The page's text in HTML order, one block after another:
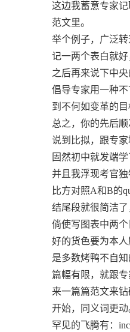
这边我蓄意专家
范文里。
举个例子，广泛转
记一两个表白就
之后再来说下中
倡导专家用一种
到不何如变革的目
总之，你的先后顺
说到比拟，跟专家
固然初中就发端
并且我浮现考官
比方对照A和B的
结尾段就很简洁了
倘使写图表中两个
好的货色要为本
是多数烤鸭不自知
篇幅有限，就跟
来一篇篇范文来
开始，同义词更动
罕见的飞腾有：